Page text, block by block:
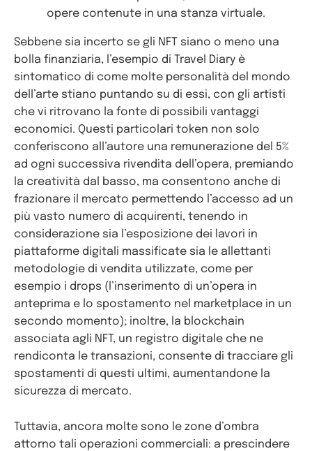
opere contenute in una stanza virtuale.
Sebbene sia incerto se gli NFT siano o meno una
bolla finanziaria, l’esempio di Travel Diary è
sintomatico di come molte personalità del mondo
dell’arte stiano puntando su di essi, con gli artisti
che vi ritrovano la fonte di possibili vantaggi
economici. Questi particolari token non solo
conferiscono all’autore una remunerazione del 5%
ad ogni successiva rivendita dell’opera, premiando
la creatività dal basso, ma consentono anche di
frazionare il mercato permettendo l’accesso ad un
più vasto numero di acquirenti, tenendo in
considerazione sia l’esposizione dei lavori in
piattaforme digitali massificate sia le allettanti
metodologie di vendita utilizzate, come per
esempio i drops (l’inserimento di un’opera in
anteprima e lo spostamento nel marketplace in un
secondo momento); inoltre, la blockchain
associata agli NFT, un registro digitale che ne
rendiconta le transazioni, consente di tracciare gli
spostamenti di questi ultimi, aumentandone la
sicurezza di mercato.
Tuttavia, ancora molte sono le zone d’ombra
attorno tali operazioni commerciali: a prescindere